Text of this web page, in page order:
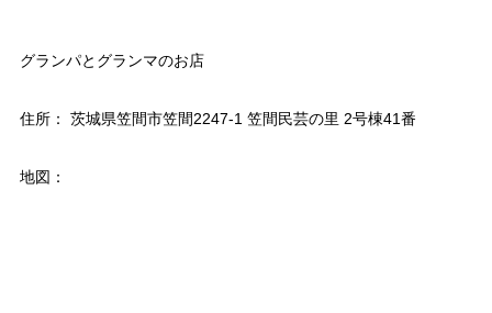
グランパとグランマのお店
住所： 茨城県笠間市笠間2247-1 笠間民芸の里 2号棟41番
地図：